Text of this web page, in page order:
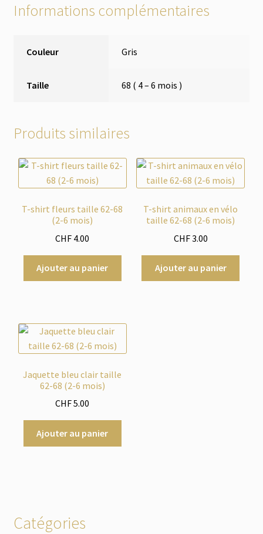
Informations complémentaires
Couleur Gris
Taille 68 ( 4 – 6 mois )
Produits similaires
T-shirt fleurs taille 62-68
(2-6 mois)
CHF 4.00
Ajouter au panier
T-shirt animaux en vélo
taille 62-68 (2-6 mois)
CHF3.00
Ajouter au panier
Jaquette bleu clair taille
62-68 (2-6 mois)
CHF5.00
Ajouter au panier
Catégories